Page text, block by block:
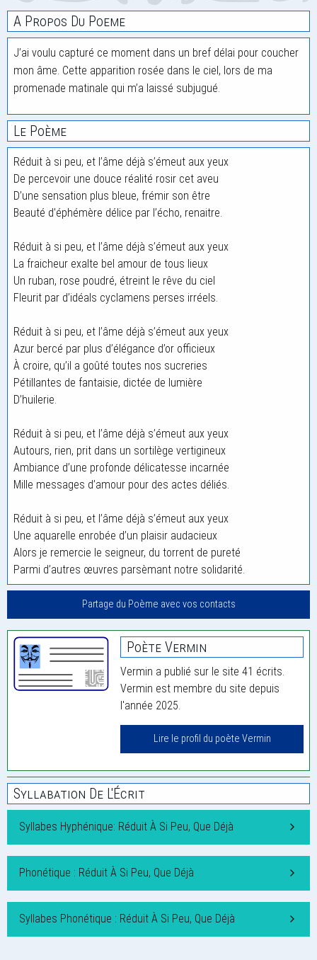
A Propos Du Poeme
J’ai voulu capturé ce moment dans un bref délai pour coucher
mon âme. Cette apparition rosée dans le ciel, lors de ma
promenade matinale qui m’a laissé subjugué.
Le Poème
Réduit à si peu, et l’âme déjà s’émeut aux yeux
De percevoir une douce réalité rosir cet aveu
D’une sensation plus bleue, frémir son être
Beauté d’éphémère délice par l’écho, renaitre.
Réduit à si peu, et l’âme déjà s’émeut aux yeux
La fraicheur exalte bel amour de tous lieux
Un ruban, rose poudré, étreint le rêve du ciel
Fleurit par d’idéals cyclamens perses irréels.
Réduit à si peu, et l’âme déjà s’émeut aux yeux
Azur bercé par plus d’élégance d’or officieux
À croire, qu’il a goûté toutes nos sucreries
Pétillantes de fantaisie, dictée de lumière
D’huilerie.
Réduit à si peu, et l’âme déjà s’émeut aux yeux
Autours, rien, prit dans un sortilège vertigineux
Ambiance d’une profonde délicatesse incarnée
Mille messages d’amour pour des actes déliés.
Réduit à si peu, et l’âme déjà s’émeut aux yeux
Une aquarelle enrobée d’un plaisir audacieux
Alors je remercie le seigneur, du torrent de pureté
Parmi d’autres œuvres parsèmant notre solidarité.
Partage du Poème avec vos contacts
Poète Vermin
Vermin a publié sur le site 41 écrits.
Vermin est membre du site depuis
l'année 2025.
Lire le profil du poète Vermin
Syllabation De L'Écrit
Syllabes Hyphénique: Réduit À Si Peu, Que Déjà
Phonétique : Réduit À Si Peu, Que Déjà
Syllabes Phonétique : Réduit À Si Peu, Que Déjà